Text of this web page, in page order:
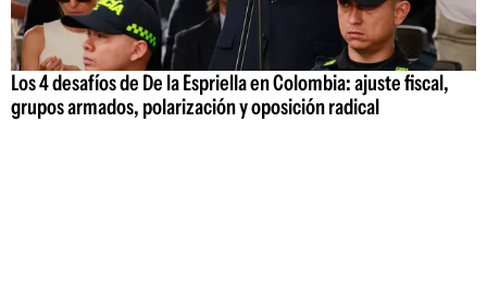
Los 4 desafíos de De la Espriella en Colombia: ajuste fiscal,
grupos armados, polarización y oposición radical